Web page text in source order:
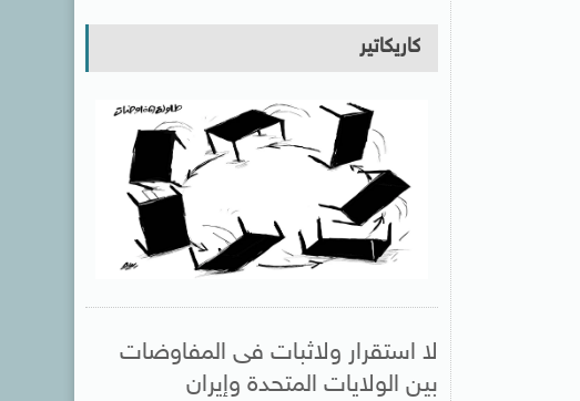
كاريكاتير
لا استقرار ولاثبات فى المفاوضات
بين الولايات المتحدة وإيران